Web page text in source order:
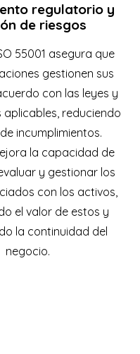
regulatorio y
de riesgos
55001 asegura que
gestionen sus
con las leyes y
aplicables, reduciendo
incumplimientos.
la capacidad de
y gestionar los
con los activos,
el valor de estos y
la continuidad del
negocio.